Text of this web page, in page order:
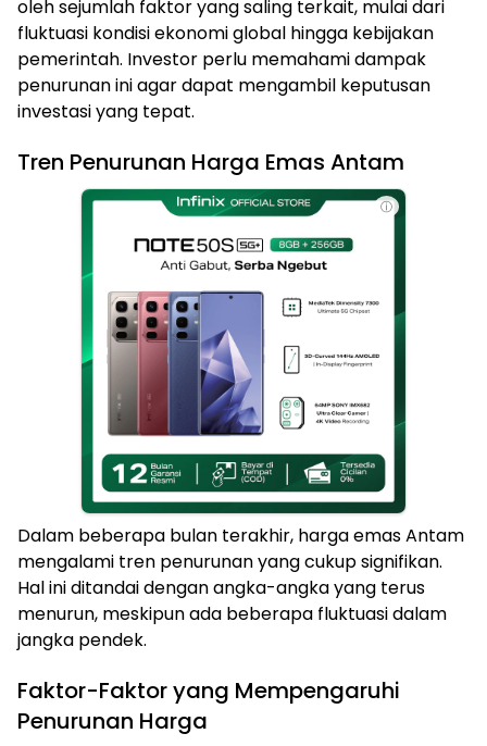
oleh sejumlah faktor yang saling terkait, mulai dari
fluktuasi kondisi ekonomi global hingga kebijakan
pemerintah. Investor perlu memahami dampak
penurunan ini agar dapat mengambil keputusan
investasi yang tepat.
Tren Penurunan Harga Emas Antam
ⓘ
Dalam beberapa bulan terakhir, harga emas Antam
mengalami tren penurunan yang cukup signifikan.
Hal ini ditandai dengan angka-angka yang terus
menurun, meskipun ada beberapa fluktuasi dalam
jangka pendek.
Faktor-Faktor yang Mempengaruhi
Penurunan Harga